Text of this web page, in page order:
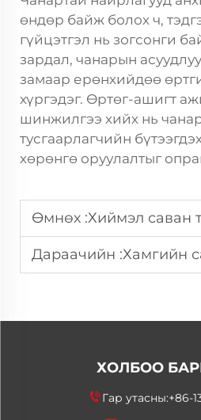
өндөр байж болох ч,
гүйцэтгэл нь зогсонги
зардал, чанарын
замаар ерөнхийдөө
хүргэдэг. Өртөг-ашигт
шинжилгээ хийх нь
тусгаарлагчийн
хөрөнгө оруулалтыг
Өмнөх :Хиймэл саван тусгаарлагч бодис
Дараачийн :Хамгийн сайн зуурасны ажиллагаагийн
ХОЛБОО
Гар утасны:+86-